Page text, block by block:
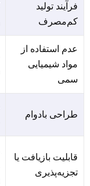
فرآیند تولید
کم‌مصرف
عدم استفاده از
مواد شیمیایی
سمی
طراحی بادوام
قابلیت بازیافت یا
تجزیه‌پذیری